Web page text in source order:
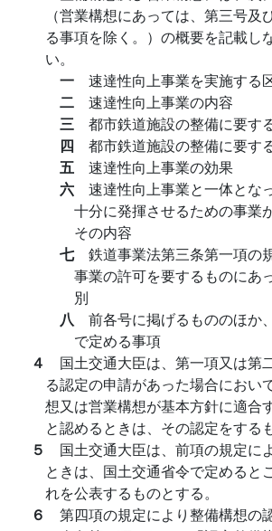
（営業構想にあっては、第三号及
る事項を除く。）の概要を記載し
い。
一 速達性向上事業を実施する
二 速達性向上事業の内容
三 都市鉄道施設の整備に要す
四 都市鉄道施設の整備に要す
五 速達性向上事業の効果
六 速達性向上事業と一体とな
十分に発揮させるための事業
その内容
七 鉄道事業法第三条第一項の
事業の許可を要するものにあ
別
八 前各号に掲げるもののほか
で定める事項
４ 国土交通大臣は、第一項又は第
る認定の申請があった場合におい
想又は営業構想が基本方針に適合
と認めるときは、その認定をする
５ 国土交通大臣は、前項の規定に
ときは、国土交通省令で定めると
れを公表するものとする。
６ 第四項の規定により整備構想の